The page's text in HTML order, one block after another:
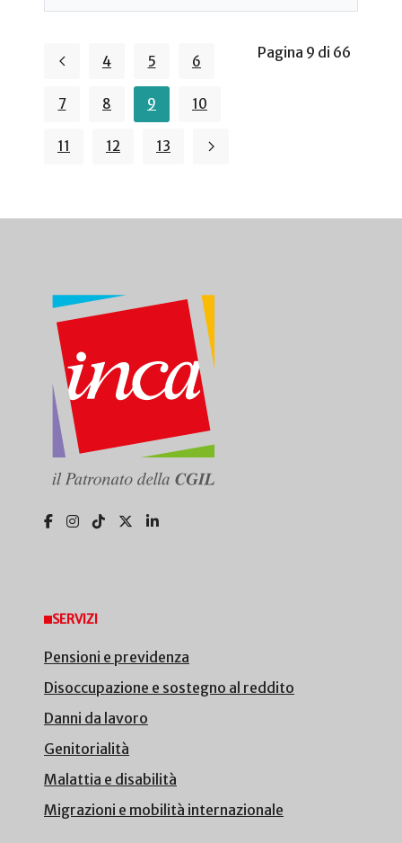
Pagina 9 di 66
4 5 6
7 8 9 10
11 12 13
SERVIZI
Pensioni e previdenza
Disoccupazione e sostegno al reddito
Danni da lavoro
Genitorialità
Malattia e disabilità
Migrazioni e mobilità internazionale